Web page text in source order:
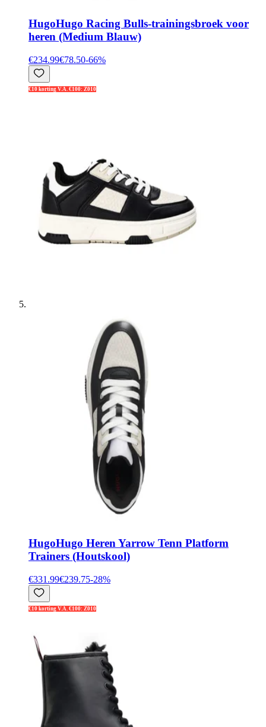
HugoHugo Racing Bulls-trainingsbroek voor
heren (Medium Blauw)
€234.99€78.50-66%
€10 korting V.A. €100: Z010
HugoHugo Heren Yarrow Tenn Platform
Trainers (Houtskool)
€331.99€239.75-28%
€10 korting V.A. €100: Z010